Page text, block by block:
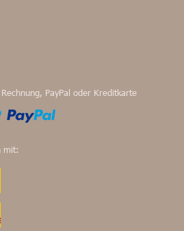
PayPal oder Kreditkarte
mit: